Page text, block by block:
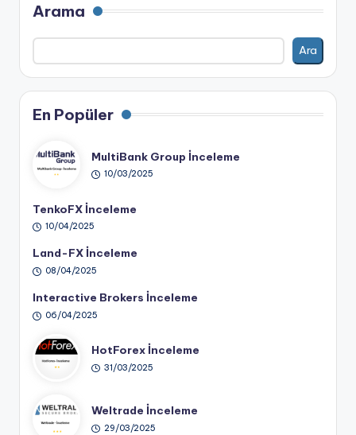
Arama
Ara
En Popüler
MultiBank Group İnceleme
10/03/2025
TenkoFX İnceleme
10/04/2025
Land-FX İnceleme
08/04/2025
Interactive Brokers İnceleme
06/04/2025
HotForex İnceleme
31/03/2025
Weltrade İnceleme
29/03/2025